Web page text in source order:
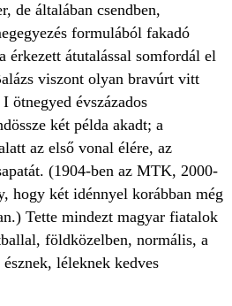
de általában csendben,
formulából fakadó
érkezett átutalással somfordál el
viszont olyan bravúrt vitt
ötnegyed évszázados
két példa akadt; a
az első vonal élére, az
(1904-ben az MTK, 2000-
hogy két idénnyel korábban még
Tette mindezt magyar fiatalok
földközelben, normális, a
léleknek kedves